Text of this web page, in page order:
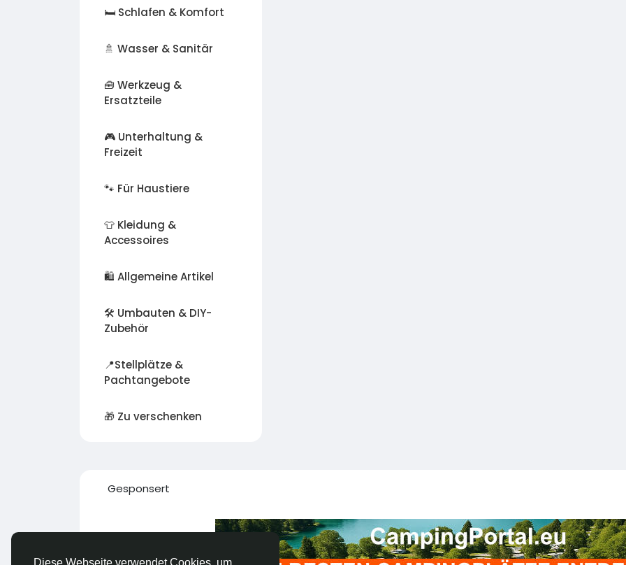
🛏️ Schlafen & Komfort
🚿 Wasser & Sanitär
🧰 Werkzeug &
Ersatzteile
🎮 Unterhaltung &
Freizeit
🐾 Für Haustiere
👕 Kleidung &
Accessoires
🛍️ Allgemeine Artikel
🛠️ Umbauten & DIY-
Zubehör
📍Stellplätze &
Pachtangebote
🎁 Zu verschenken
Gesponsert